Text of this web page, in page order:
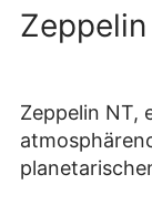
Zeppelin NT,